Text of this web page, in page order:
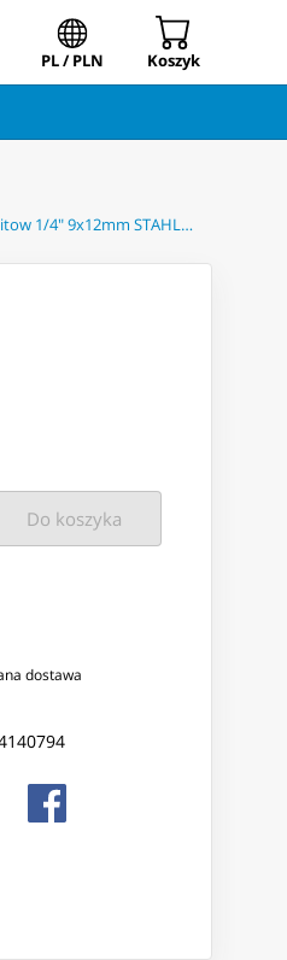
PL / PLN Koszyk
Wtyk.grzechotka do bitow 1/4" 9x12mm STAHLWILLE
Do koszyka
dostawa